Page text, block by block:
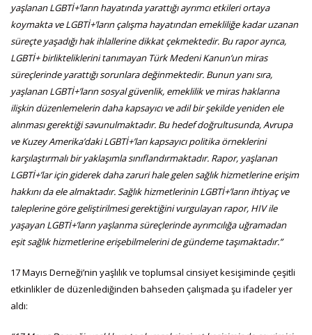
yaşlanan LGBTİ+’ların hayatında yarattığı ayrımcı etkileri ortaya
koymakta ve LGBTİ+’ların çalışma hayatından emekliliğe kadar uzanan
süreçte yaşadığı hak ihlallerine dikkat çekmektedir. Bu rapor ayrıca,
LGBTİ+ birlikteliklerini tanımayan Türk Medeni Kanun’un miras
süreçlerinde yarattığı sorunlara değinmektedir. Bunun yanı sıra,
yaşlanan LGBTİ+’ların sosyal güvenlik, emeklilik ve miras haklarına
ilişkin düzenlemelerin daha kapsayıcı ve adil bir şekilde yeniden ele
alınması gerektiği savunulmaktadır. Bu hedef doğrultusunda, Avrupa
ve Kuzey Amerika’daki LGBTİ+’ları kapsayıcı politika örneklerini
karşılaştırmalı bir yaklaşımla sınıflandırmaktadır. Rapor, yaşlanan
LGBTİ+’lar için giderek daha zaruri hale gelen sağlık hizmetlerine erişim
hakkını da ele almaktadır. Sağlık hizmetlerinin LGBTİ+’ların ihtiyaç ve
taleplerine göre geliştirilmesi gerektiğini vurgulayan rapor, HIV ile
yaşayan LGBTİ+’ların yaşlanma süreçlerinde ayrımcılığa uğramadan
eşit sağlık hizmetlerine erişebilmelerini de gündeme taşımaktadır.”
17 Mayıs Derneği’nin yaşlılık ve toplumsal cinsiyet kesişiminde çeşitli
etkinlikler de düzenlediğinden bahseden çalışmada şu ifadeler yer
aldı: